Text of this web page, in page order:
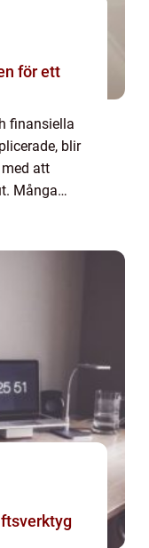
för ett
finansiella
blir
att
Många